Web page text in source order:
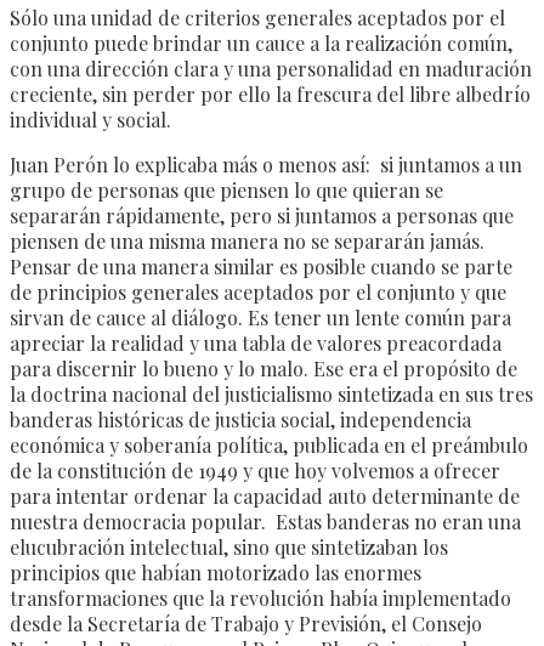
Sólo una unidad de criterios generales aceptados por el
conjunto puede brindar un cauce a la realización común,
con una dirección clara y una personalidad en maduración
creciente, sin perder por ello la frescura del libre albedrío
individual y social.
Juan Perón lo explicaba más o menos así: si juntamos a un
grupo de personas que piensen lo que quieran se
separarán rápidamente, pero si juntamos a personas que
piensen de una misma manera no se separarán jamás.
Pensar de una manera similar es posible cuando se parte
de principios generales aceptados por el conjunto y que
sirvan de cauce al diálogo. Es tener un lente común para
apreciar la realidad y una tabla de valores preacordada
para discernir lo bueno y lo malo. Ese era el propósito de
la doctrina nacional del justicialismo sintetizada en sus tres
banderas históricas de justicia social, independencia
económica y soberanía política, publicada en el preámbulo
de la constitución de 1949 y que hoy volvemos a ofrecer
para intentar ordenar la capacidad auto determinante de
nuestra democracia popular. Estas banderas no eran una
elucubración intelectual, sino que sintetizaban los
principios que habían motorizado las enormes
transformaciones que la revolución había implementado
desde la Secretaría de Trabajo y Previsión, el Consejo